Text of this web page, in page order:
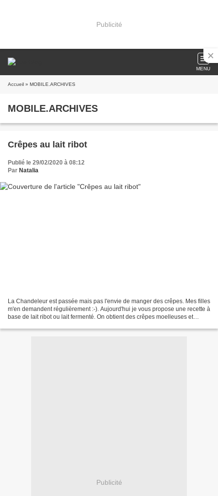
Publicité
MENU
Accueil » MOBILE.ARCHIVES
MOBILE.ARCHIVES
Crêpes au lait ribot
Publié le 29/02/2020 à 08:12
Par Natalia
La Chandeleur est passée mais pas l'envie de manger des crêpes. Mes filles
m'en demandent régulièrement :-). Aujourd'hui je vous propose une recette à
base de lait ribot ou lait fermenté. On obtient des crêpes moelleuses et
Publicité